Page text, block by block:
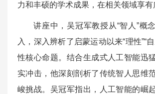
力和丰硕的学术成果，在相关领域享有
讲座中，吴冠军教授从“智人”概
入，深入辨析了启蒙运动以来“理性”“
性核心命题。结合生成式人工智能迅
实冲击，他深刻剖析了传统智人思维
峻挑战。吴冠军指出，人工智能的崛